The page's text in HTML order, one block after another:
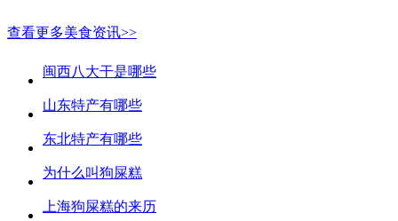
查看更多美食资讯>>
闽西八大干是哪些
山东特产有哪些
东北特产有哪些
为什么叫狗屎糕
上海狗屎糕的来历